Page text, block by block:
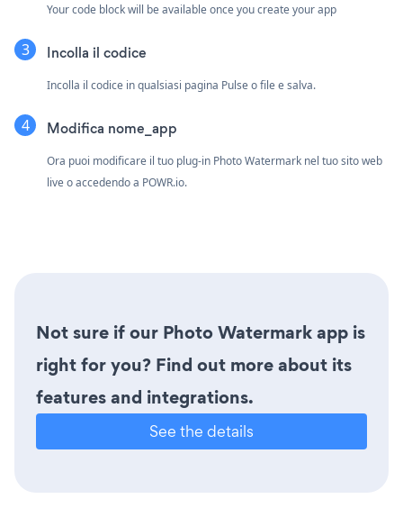
Your code block will be available once you create your app
Incolla il codice
Incolla il codice in qualsiasi pagina Pulse o file e salva.
Modifica nome_app
Ora puoi modificare il tuo plug-in Photo Watermark nel tuo sito web
live o accedendo a POWR.io.
Not sure if our Photo Watermark app is
right for you? Find out more about its
features and integrations.
See the details